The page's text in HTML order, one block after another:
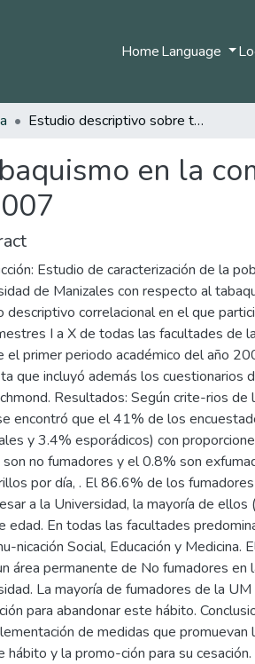
HomeLanguage
Estudio descriptivo sobre tabaquismo en la comunidad estudiantil de la Universidad de Manizales. 2007
en la
Estudio de caracterización de la
de Manizales con respecto al
descriptivo correlacional en el que
I a X de todas las facultades de
el primer periodo académico del año
que incluyó además los cuestionarios
Resultados: Según crite-rios de
encontró que el 41% de los
y 3.4% esporádicos) con
no fumadores y el 0.8% son
por día, . El 86.6% de los
a la Universidad, la mayoría de
edad. En todas las facultades
nicación Social, Educación y Medicina.
área permanente de No fumadores en
La mayoría de fumadores de la
para abandonar este hábito.
de medidas que promuevan
hábito y la promo-ción para su cesación.